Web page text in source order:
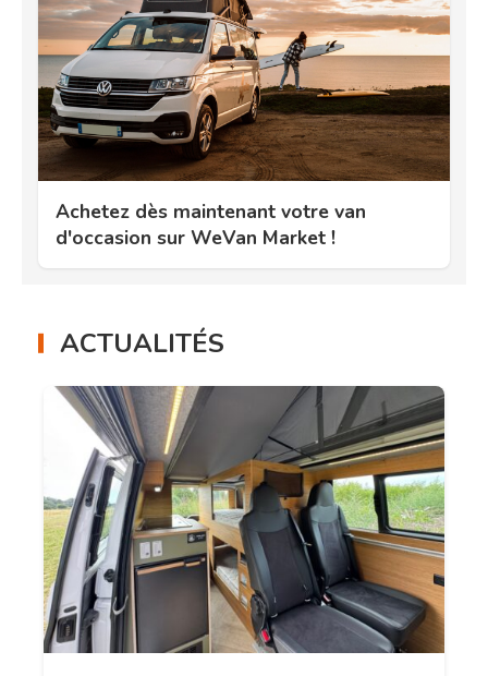
Achetez dès maintenant votre van
d'occasion sur WeVan Market !
ACTUALITÉS